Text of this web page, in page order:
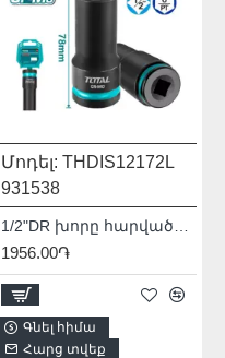
Մոդել: THDIS12172L
931538
1956.00֏
Գնել հիմա
Հարց տվեք